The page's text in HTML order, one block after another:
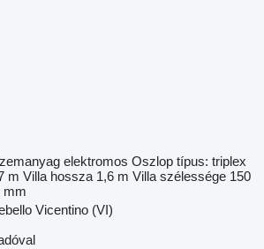
elektromos Oszlop típus: triplex
m Villa hossza 1,6 m Villa szélessége 150
mm
Vicentino (VI)